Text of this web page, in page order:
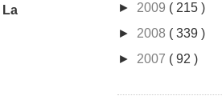
La
► 2009 ( 215 )
► 2008 ( 339 )
► 2007 ( 92 )